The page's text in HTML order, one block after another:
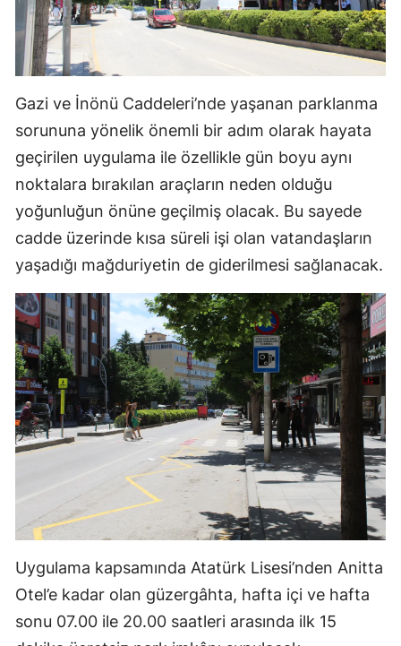
Kastamonu
Kayseri
Kırşehir
Kocaeli
Kütahya
Malatya
Manisa
Kahramanmaraş
Mardin
Muğla
Muş
Nevşehir
Niğde
Ordu
Rize
Sakarya
Gazi ve İnönü Caddeleri’nde yaşanan parklanma
sorununa yönelik önemli bir adım olarak hayata
geçirilen uygulama ile özellikle gün boyu aynı
noktalara bırakılan araçların neden olduğu
yoğunluğun önüne geçilmiş olacak. Bu sayede
cadde üzerinde kısa süreli işi olan vatandaşların
yaşadığı mağduriyetin de giderilmesi sağlanacak.
Uygulama kapsamında Atatürk Lisesi’nden Anitta
Otel’e kadar olan güzergâhta, hafta içi ve hafta
sonu 07.00 ile 20.00 saatleri arasında ilk 15